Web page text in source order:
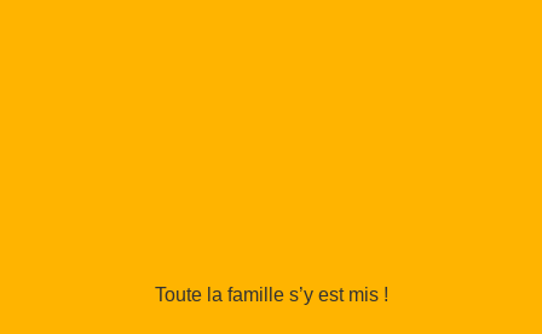
Toute la famille s’y est mis !